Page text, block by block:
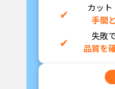
カッ
手間
失敗
品質を